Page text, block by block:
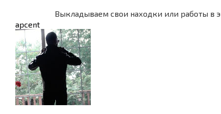
Выкладываем свои находки или работы в
apcent